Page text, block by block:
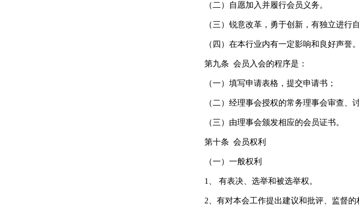
（二）自愿加入并履行会员义务。
（三）锐意改革，勇于创新，有独立进行
（四）在本行业内有一定影响和良好声誉。
第九条 会员入会的程序是：
（一）填写申请表格，提交申请书；
（二）经理事会授权的常务理事会审查、
（三）由理事会颁发相应的会员证书。
第十条 会员权利
（一）一般权利
1、 有表决、选举和被选举权。
2、有对本会工作提出建议和批评、监督的